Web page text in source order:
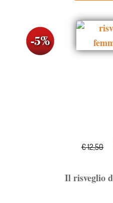
€ 12,50
Il risveglio